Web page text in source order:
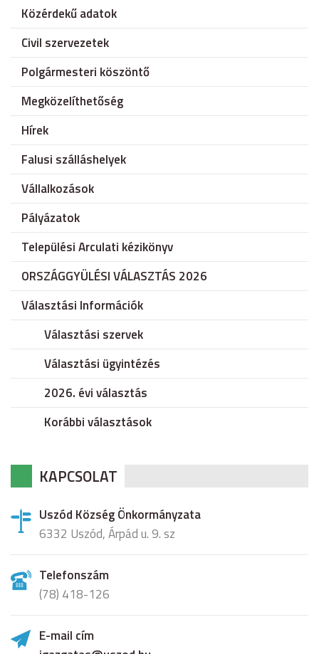
Közérdekű adatok
Civil szervezetek
Polgármesteri köszöntő
Megközelíthetőség
Hírek
Falusi szálláshelyek
Vállalkozások
Pályázatok
Települési Arculati kézikönyv
ORSZÁGGYÜLÉSI VÁLASZTÁS 2026
Választási Információk
Választási szervek
Választási ügyintézés
2026. évi választás
Korábbi választások
KAPCSOLAT
Uszód Község Önkormányzata
6332 Uszód, Árpád u. 9. sz
Telefonszám
(78) 418-126
E-mail cím